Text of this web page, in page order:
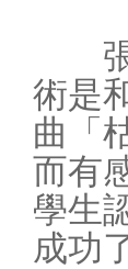
張
術是
曲「
而有
學生
成功